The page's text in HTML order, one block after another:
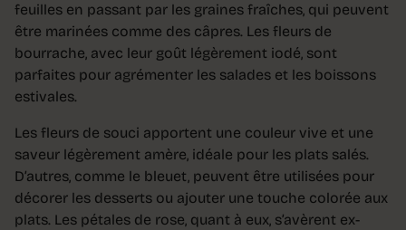
feuilles en passant par les graines fraîches, qui peuvent
être marinées comme des câpres. Les fleurs de
bourrache, avec leur goût légèrement iodé, sont
parfaites pour agrémenter les salades et les boissons
estivales.
Les fleurs de souci apportent une couleur vive et une
saveur légèrement amère, idéale pour les plats sa­lés.
D’autres, comme le bleuet, peuvent être utilisées pour
décorer les desserts ou ajouter une touche colorée aux
plats. Les pétales de rose, quant à eux, s’avèrent ex­